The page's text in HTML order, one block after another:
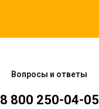
Вопросы и ответы
8 800 250-04-05